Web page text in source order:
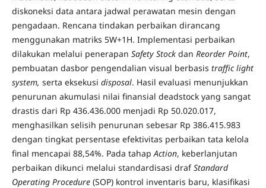
diskoneksi data antara jadwal perawatan mesin dengan
pengadaan. Rencana tindakan perbaikan dirancang
menggunakan matriks 5W+1H. Implementasi perbaikan
dilakukan melalui penerapan Safety Stockdan Reorder Point,
pembuatan dasbor pengendalian visual berbasis traffic light
system, serta eksekusi disposal. Hasil evaluasi menunjukkan
penurunan akumulasi nilai finansial deadstock yang sangat
drastis dari Rp 436.436.000 menjadi Rp 50.020.017,
menghasilkan selisih penurunan sebesar Rp 386.415.983
dengan tingkat persentase efektivitas perbaikan tata kelola
final mencapai 88,54%. Pada tahap Action, keberlanjutan
perbaikan dikunci melalui standardisasi drafStandard
Operating Procedure(SOP) kontrol inventaris baru, klasifikasi